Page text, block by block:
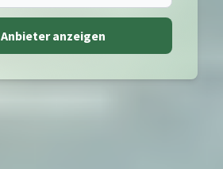
Anbieter anzeigen